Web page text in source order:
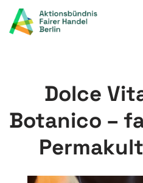
Zum
Dolce
Botanico –